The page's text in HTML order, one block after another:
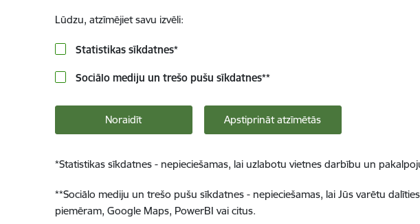
Lūdzu, atzīmējiet savu izvēli:
Statistikas sīkdatnes*
Sociālo mediju un trešo pušu sīkdatnes**
Noraidīt Apstiprināt atzīmētās
*Statistikas sīkdatnes - nepieciešamas, lai uzlabotu vietnes darbību un
**Sociālo mediju un trešo pušu sīkdatnes - nepieciešamas, lai Jūs varētu
piemēram, Google Maps, PowerBI vai citus.